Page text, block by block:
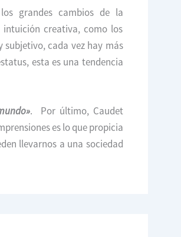
grandes cambios de la
intuición creativa, como los
cada vez hay más
esta es una tendencia
. Por último, Caudet
es lo que propicia
llevarnos a una sociedad